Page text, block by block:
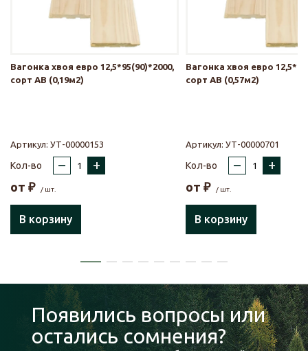
Вагонка хвоя евро 12,5*95(90)*2000,
сорт АВ (0,19м2)
Артикул: УТ-00000153
Кол-во – +
от ₽ / шт.
В корзину
Вагонка хвоя евро
сорт АВ (0,57м2)
Артикул: УТ-00000701
Кол-во – +
от ₽ / шт.
В корзину
Появились вопросы или
остались сомнения?